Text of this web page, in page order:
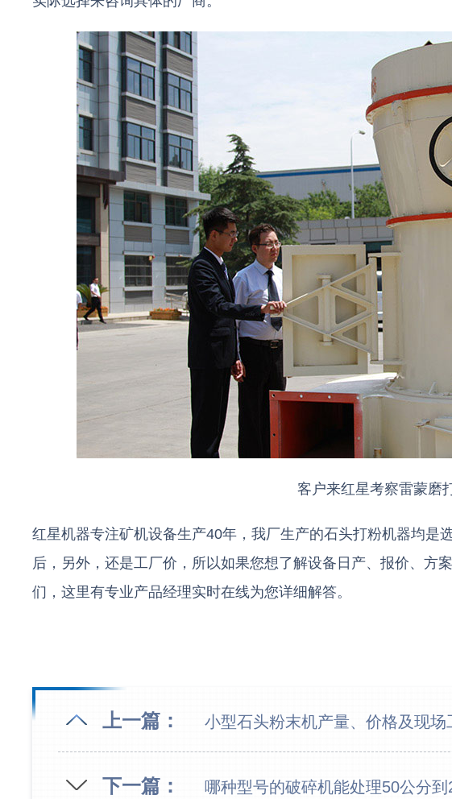
客户来红星考察雷蒙磨
红星机器专注矿机设备生产40年，我厂生产的石头打粉机器均是
后，另外，还是工厂价，所以如果您想了解设备日产、报价、方
们，这里有专业产品经理实时在线为您详细解答。
上一篇： 小型石头粉末机产量、价格及现场
下一篇： 哪种型号的破碎机能处理50公分